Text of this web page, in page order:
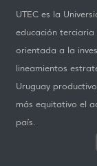
UTEC es la
educación
orientada a la
lineamientos
Uruguay
más equitativo el
país.